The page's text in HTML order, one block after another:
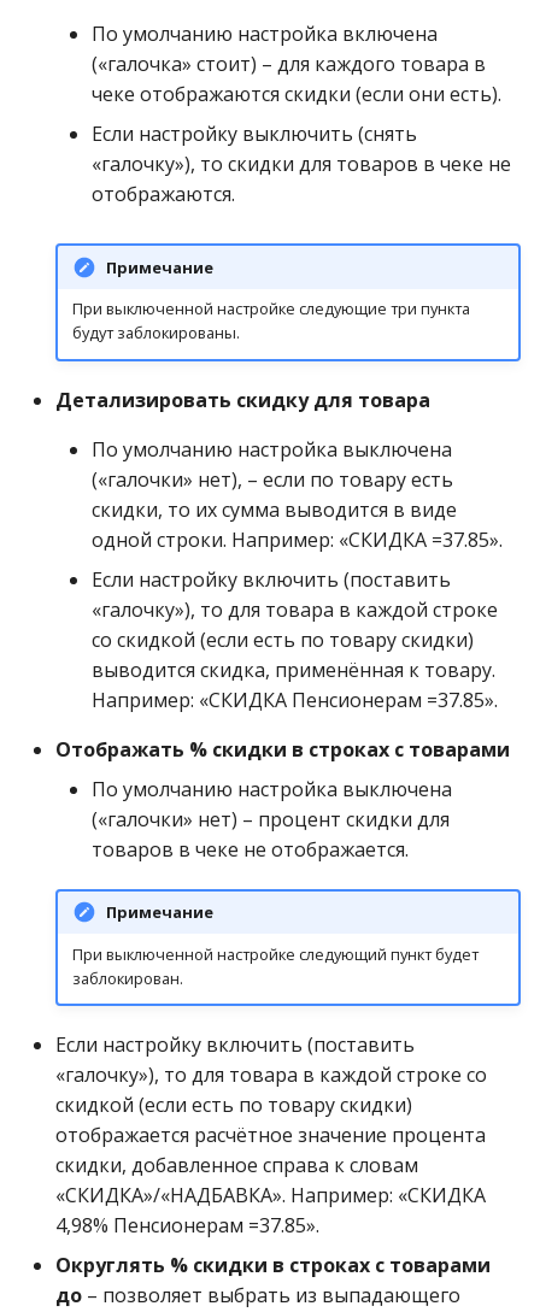
По умолчанию настройка включена
(«галочка» стоит) – для каждого товара в
чеке отображаются скидки (если они есть).
Если настройку выключить (снять
«галочку»), то скидки для товаров в чеке не
отображаются.
Примечание
При выключенной настройке следующие три пункта
будут заблокированы.
Детализировать скидку для товара
По умолчанию настройка выключена
(«галочки» нет), – если по товару есть
скидки, то их сумма выводится в виде
одной строки. Например: «СКИДКА =37.85».
Если настройку включить (поставить
«галочку»), то для товара в каждой строке
со скидкой (если есть по товару скидки)
выводится скидка, применённая к товару.
Например: «СКИДКА Пенсионерам =37.85».
Отображать % скидки в строках с товарами
По умолчанию настройка выключена
(«галочки» нет) – процент скидки для
товаров в чеке не отображается.
Примечание
При выключенной настройке следующий пункт будет
заблокирован.
Если настройку включить (поставить
«галочку»), то для товара в каждой строке со
скидкой (если есть по товару скидки)
отображается расчётное значение процента
скидки, добавленное справа к словам
«СКИДКА»/«НАДБАВКА». Например: «СКИДКА
4,98% Пенсионерам =37.85».
Округлять % скидки в строках с товарами
до – позволяет выбрать из выпадающего